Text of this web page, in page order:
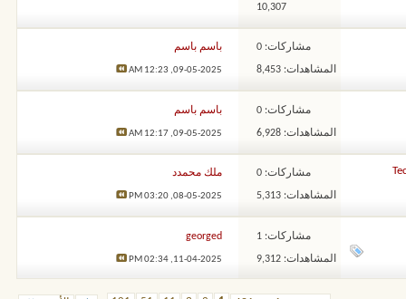
10,307
مشاركات: 0
المشاهدات: 8,453
باسم باسم
09-05-2025,
12:23 AM
مشاركات: 0
المشاهدات: 6,928
باسم باسم
09-05-2025,
12:17 AM
مشاركات: 0
المشاهدات: 5,313
ملك محمدد
08-05-2025,
03:20 PM
مشاركات: 1
المشاهدات: 9,312
georged
11-04-2025,
02:34 PM